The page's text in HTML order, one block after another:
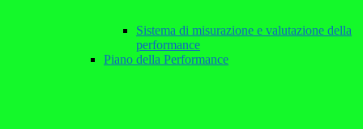
Sistema di misurazione e valutazione della
performance
Piano della Performance